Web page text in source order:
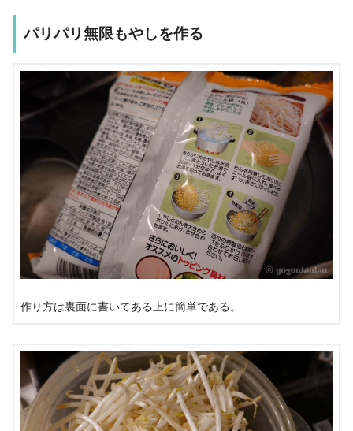
パリパリ無限もやしを作る
作り方は裏面に書いてある上に簡単である。